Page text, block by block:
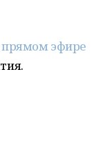
прямом эфире